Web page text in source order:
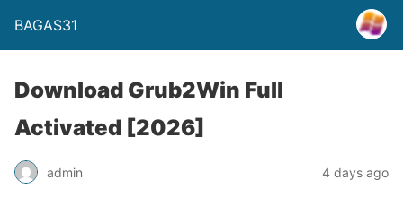
BAGAS31
Download Grub2Win Full
Activated [2026]
admin 4 days ago